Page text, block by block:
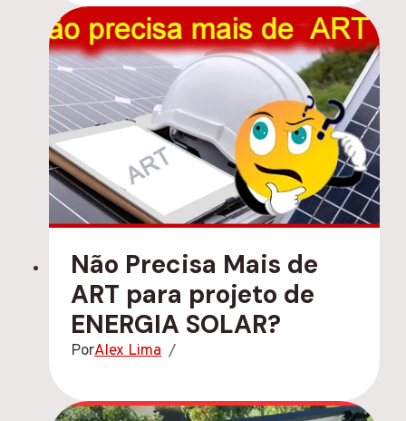
Não Precisa Mais de
ART para projeto de
ENERGIA SOLAR?
PorAlex Lima